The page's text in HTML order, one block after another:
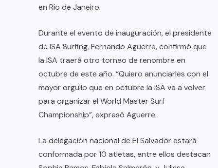
en Río de Janeiro.
Durante el evento de inauguración, el presidente
de ISA Surfing, Fernando Aguerre, confirmó que
la ISA traerá otro torneo de renombre en
octubre de este año. “Quiero anunciarles con el
mayor orgullo que en octubre la ISA va a volver
para organizar el World Master Surf
Championship”, expresó Aguerre.
La delegación nacional de El Salvador estará
conformada por 10 atletas, entre ellos destacan